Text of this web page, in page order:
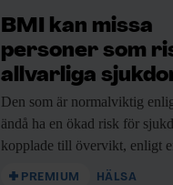
BMI kan missa
personer som
allvarliga
Den som är normalviktig
ändå ha en ökad risk för
kopplade till övervikt, enligt
PREMIUM HÄLSA